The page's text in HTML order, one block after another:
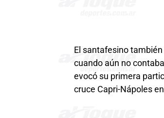
El santafesino
cuando aún no
evocó su primera
cruce Capri-Nápoles